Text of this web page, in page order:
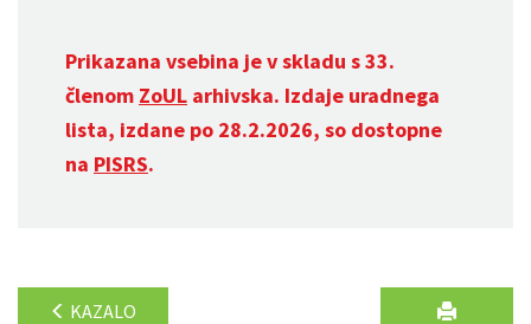
Prikazana vsebina je v skladu s 33.
členom ZoUL arhivska. Izdaje uradnega
lista, izdane po 28.2.2026, so dostopne
na PISRS.
KAZALO